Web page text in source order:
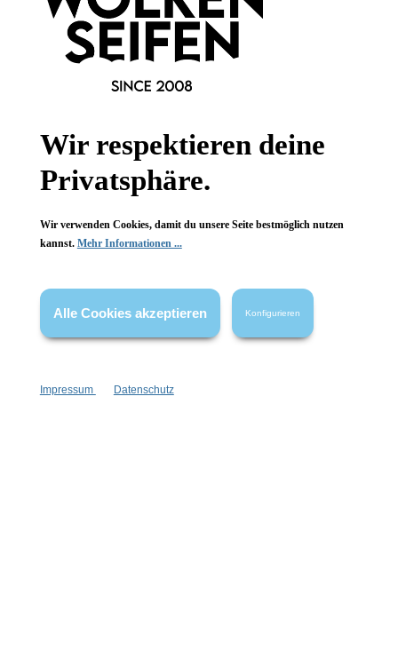
Informationen
Gesetzliche Informationen
FAQ
Vertrag widerrufen
* Alle Preise inkl. gesetzl. Mehrwertsteuer zzgl.Versandkosten
wenn nicht anders angegeben.
Wir respektieren deine
Privatsphäre.
Wir verwenden Cookies, damit du unsere Seite bestmöglich nutzen
kannst. Mehr Informationen ...
Alle Cookies akzeptieren Konfigurieren
Impressum Datenschutz